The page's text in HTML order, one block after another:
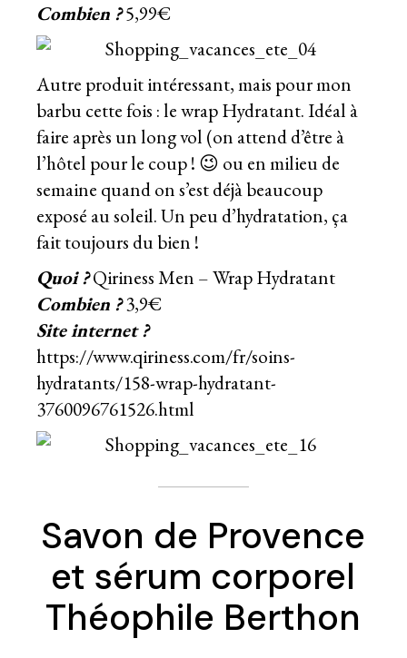
Combien ?5,99€
Autre produit intéressant, mais pour mon
barbu cette fois : le wrap Hydratant. Idéal à
faire après un long vol (on attend d’être à
l’hôtel pour le coup ! 😉 ou en milieu de
semaine quand on s’est déjà beaucoup
exposé au soleil. Un peu d’hydratation, ça
fait toujours du bien !
Quoi ?Qiriness Men – Wrap Hydratant
Combien ?3,9€
Site internet ?
https://www.qiriness.com/fr/soins-
hydratants/158-wrap-hydratant-
3760096761526.html
Savon de Provence
et sérum corporel
Théophile Berthon